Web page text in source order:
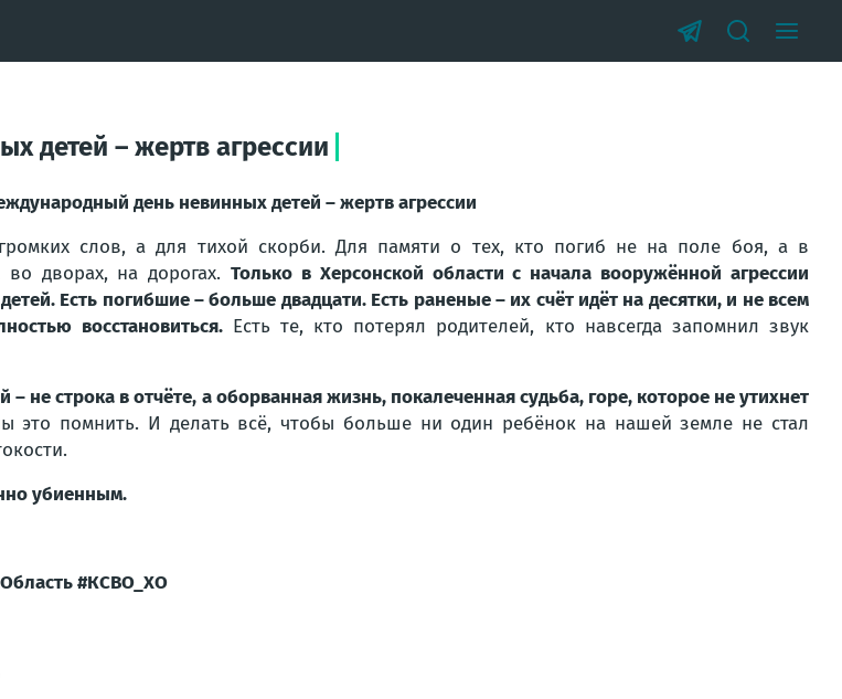
детей – жертв агрессии
день невинных детей – жертв агрессии
слов, а для тихой скорби. Для памяти о тех, кто погиб не на поле боя, а в
во дворах, на дорогах.Только в Херсонской области с начала вооружённой агрессии
Есть погибшие – больше двадцати. Есть раненые – их счёт идёт на десятки, и не всем
восстановиться.Есть те, кто потерял родителей, кто навсегда запомнил звук
– не строка в отчёте, а оборванная жизнь, покалеченная судьба, горе, которое не утихнет
это помнить. И делать всё, чтобы больше ни один ребёнок на нашей земле не стал
убиенным.
#КСВО_ХО